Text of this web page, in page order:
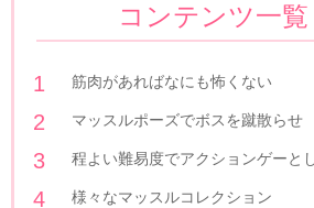
コンテンツ一覧
筋肉があればなにも怖くない
マッスルポーズでボスを蹴散らせ
程よい難易度でアクションゲーと
様々なマッスルコレクション